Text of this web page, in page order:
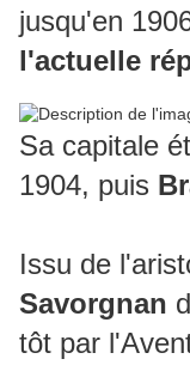
jusqu'en
l'actuelle
Sa capitale
1904, puis
Issu de
Savorgnan
tôt par